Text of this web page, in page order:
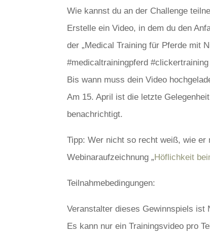
Wie kannst du an der Challenge
Erstelle ein Video, in dem du den
der „Medical Training für Pferde mit
#medicaltrainingpferd
Bis wann muss dein Video
Am 15. April ist die letzte
benachrichtigt.
Tipp: Wer nicht so recht weiß, wie er
Webinaraufzeichnung „ Höflichkeit
Teilnahmebedingungen:
Veranstalter dieses Gewinnspiels ist
Es kann nur ein Trainingsvideo pro